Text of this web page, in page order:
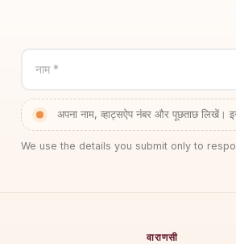
नाम *
अपना नाम, व्हाट्सऐप नंबर और पूछताछ लिखें।
We use the details you submit only to
वाराणसी